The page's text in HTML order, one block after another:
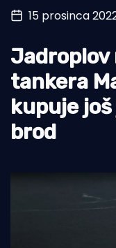
Turizam i nautika
Pomorstvo
Ribolov
Ekologija
Tradicija i kultura
15 prosinca
Jadroplov
tankera
kupuje
brod